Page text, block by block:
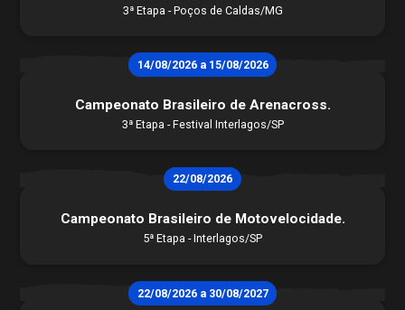
3ª Etapa - Poços de Caldas/MG
14/08/2026 a 15/08/2026
Campeonato Brasileiro de Arenacross.
3ª Etapa - Festival Interlagos/SP
22/08/2026
Campeonato Brasileiro de Motovelocidade.
5ª Etapa - Interlagos/SP
22/08/2026 a 30/08/2027